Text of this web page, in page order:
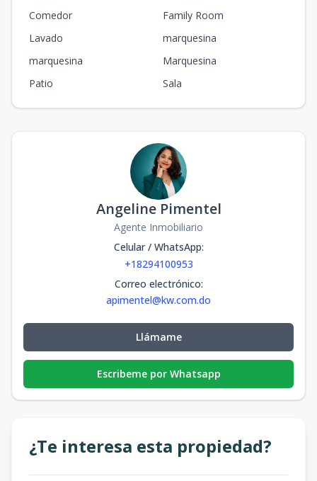
Comedor
Family Room
Lavado
marquesina
marquesina
Marquesina
Patio
Sala
Angeline Pimentel
Agente Inmobiliario
Celular / WhatsApp:
+18294100953
Correo electrónico:
apimentel@kw.com.do
Llámame
Escribeme por Whatsapp
¿Te interesa esta propiedad?